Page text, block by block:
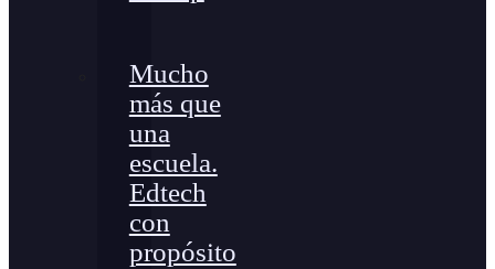
Mucho
más que
una
escuela.
Edtech
con
propósito